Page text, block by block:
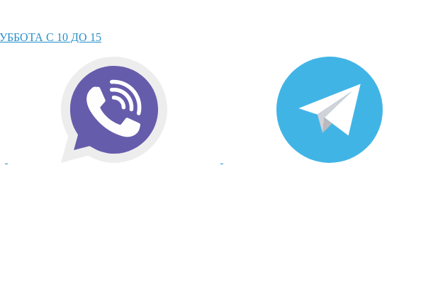
С 10 ДО 15